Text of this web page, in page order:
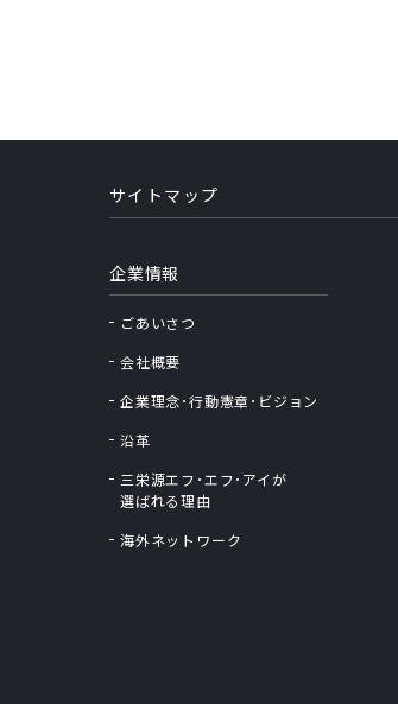
サイトマップ
企業情報
ごあいさつ
会社概要
企業理念･行動憲章･ビジョン
沿革
三栄源エフ･エフ･アイが
選ばれる理由
海外ネットワーク